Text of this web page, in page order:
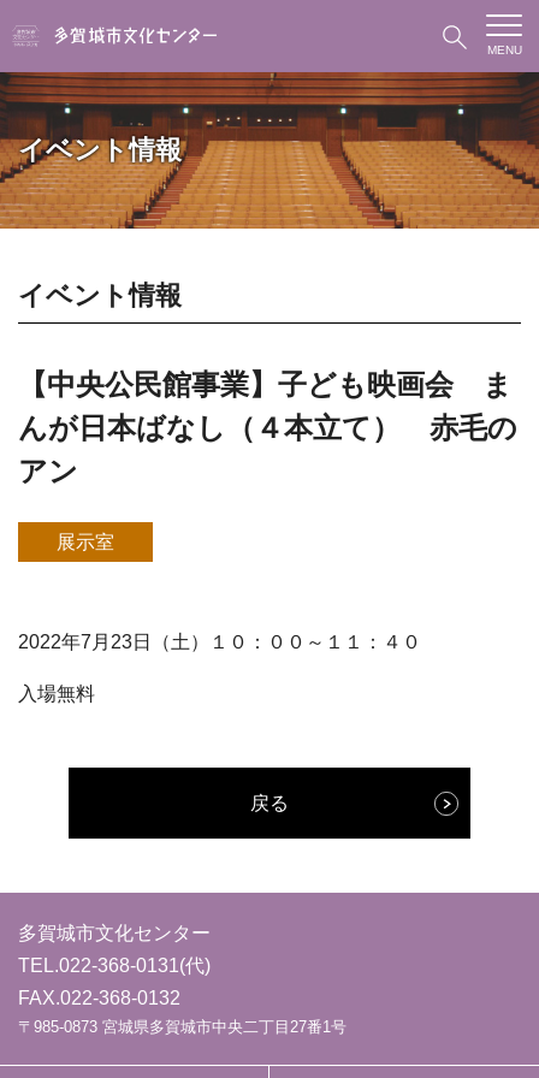
MENU
イベント情報
イベント情報
【中央公民館事業】子ども映画会 ま
んが日本ばなし（４本立て） 赤毛の
アン
展示室
2022年7月23日（土）１０：００～１１：４０
入場無料
戻る
多賀城市文化センター
TEL.022-368-0131(代)
FAX.022-368-0132
〒985-0873 宮城県多賀城市中央二丁目27番1号